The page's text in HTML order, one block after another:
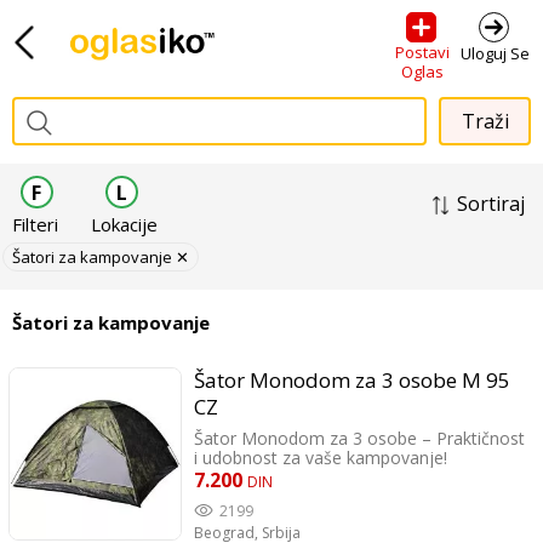
Postavi
Oglas
Uloguj Se
Sortiraj
F
Filteri
L
Lokacije
Šatori za kampovanje ✕
Šatori za kampovanje
Šator Monodom za 3 osobe M 95
CZ
Šator Monodom za 3 osobe – Praktičnost
i udobnost za vaše kampovanje!
Jednozidna konstrukcija – lagan i
komaraca sa zip zatvaračem – miran san
bez insekata. Laki i čvrsti stubovi od
7.200 DIN
2199
Beograd, Srbija